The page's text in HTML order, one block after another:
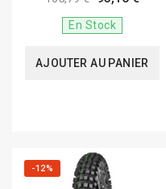
En Stock
AJOUTER AU PANIER
-12%